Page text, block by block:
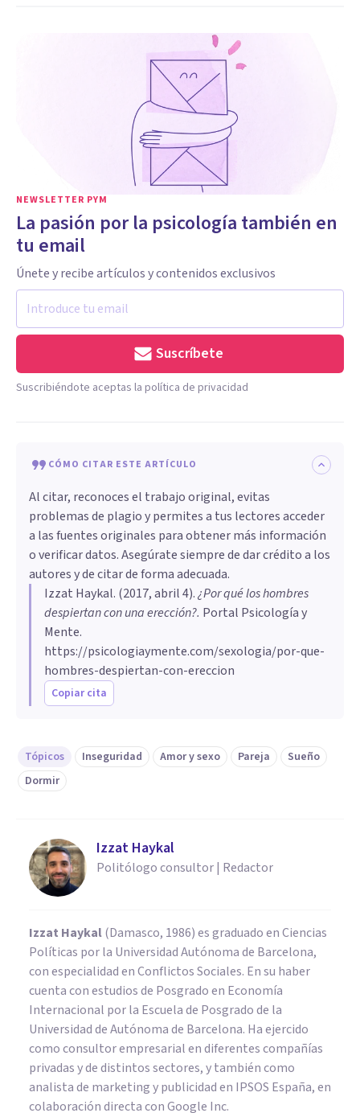
NEWSLETTER PYM
La pasión por la psicología también en
tu email
Únete y recibe artículos y contenidos exclusivos
Suscríbete
Suscribiéndote aceptas la política de privacidad
CÓMO CITAR ESTE ARTÍCULO
Al citar, reconoces el trabajo original, evitas
problemas de plagio y permites a tus lectores acceder
a las fuentes originales para obtener más información
o verificar datos. Asegúrate siempre de dar crédito a los
autores y de citar de forma adecuada.
Izzat Haykal. (2017, abril 4).¿Por qué los hombres
despiertan con una erección?. Portal Psicología y
Mente.
https://psicologiaymente.com/sexologia/por-que-
hombres-despiertan-con-ereccion
Copiar cita
Tópicos Inseguridad Amor y sexo Pareja
Sueño
Dormir
Izzat Haykal
Politólogo consultor | Redactor
Izzat Haykal(Damasco, 1986) es graduado en Ciencias
Políticas por la Universidad Autónoma de Barcelona,
con especialidad en Conflictos Sociales. En su haber
cuenta con estudios de Posgrado en Economía
Internacional por la Escuela de Posgrado de la
Universidad de Autónoma de Barcelona. Ha ejercido
como consultor empresarial en diferentes compañías
privadas y de distintos sectores, y también como
analista de marketing y publicidad en IPSOS España, en
colaboración directa con Google Inc.